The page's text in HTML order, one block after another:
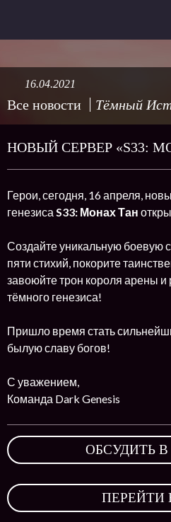
Все новости Тёмный
16.04.2021
НОВЫЙ СЕРВЕР «S33:
Герои, сегодня, 16 апреля,
генезиса S33: Монах Тан
Создайте уникальную боевую
пяти стихий, покорите
завоюйте трон короля арены и
тёмного генезиса!
Пришло время стать
былую славу богов!
С уважением,
Команда Dark Genesis
ОБСУДИТЬ В
ПЕРЕЙТИ